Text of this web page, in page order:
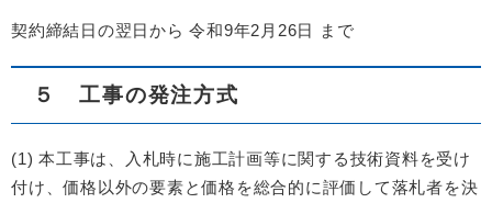
契約締結日の翌日から 令和9年2月26日 まで
５ 工事の発注方式
(1) 本工事は、入札時に施工計画等に関する技術資料を受け
付け、価格以外の要素と価格を総合的に評価して落札者を決